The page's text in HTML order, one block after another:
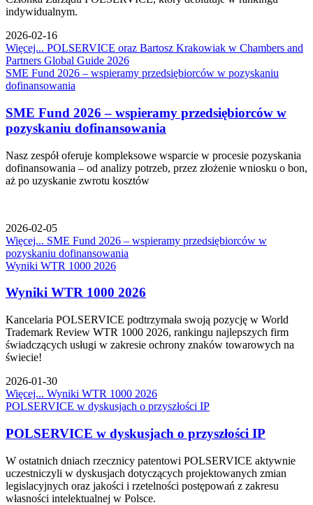
indywidualnym.
2026-02-16
Więcej... POLSERVICE oraz Bartosz Krakowiak w Chambers and
Partners Global Guide 2026
SME Fund 2026 – wspieramy przedsiębiorców w pozyskaniu
dofinansowania
SME Fund 2026 – wspieramy przedsiębiorców w
pozyskaniu dofinansowania
Nasz zespół oferuje kompleksowe wsparcie w procesie pozyskania
dofinansowania – od analizy potrzeb, przez złożenie wniosku o bon,
aż po uzyskanie zwrotu kosztów
2026-02-05
Więcej... SME Fund 2026 – wspieramy przedsiębiorców w
pozyskaniu dofinansowania
Wyniki WTR 1000 2026
Wyniki WTR 1000 2026
Kancelaria POLSERVICE podtrzymała swoją pozycję w World
Trademark Review WTR 1000 2026, rankingu najlepszych firm
świadczących usługi w zakresie ochrony znaków towarowych na
świecie!
2026-01-30
Więcej... Wyniki WTR 1000 2026
POLSERVICE w dyskusjach o przyszłości IP
POLSERVICE w dyskusjach o przyszłości IP
W ostatnich dniach rzecznicy patentowi POLSERVICE aktywnie
uczestniczyli w dyskusjach dotyczących projektowanych zmian
legislacyjnych oraz jakości i rzetelności postępowań z zakresu
własności intelektualnej w Polsce.